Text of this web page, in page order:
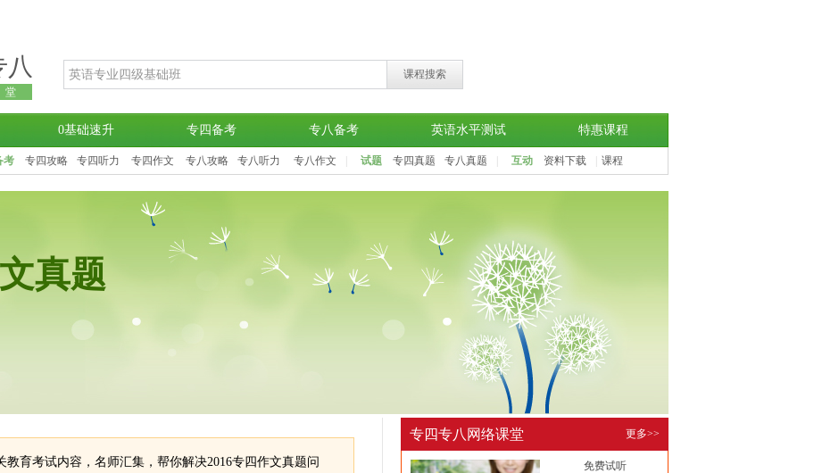
八 课程搜索
0基础速升 专四备考 专八备考 英语水平测试 特惠课程
考 专四攻略 专四听力 专四作文 专八攻略 专八听力 专八作文 试题 专四真题 专八真题 互动 资料下载 课程
真题
教育考试内容，名师汇集，帮你解决2016专四作文真题问
专四专八网络课堂 更多>>
免费试听